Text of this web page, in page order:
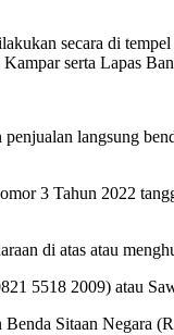
secara di
serta Lapas
langsung
3 Tahun 2022
di atas atau
5518 2009) atau
Sitaan Negara